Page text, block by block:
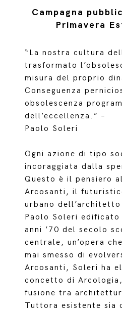
Campagna
Primavera
“La nostra cultura
trasformato
misura del proprio
Conseguenza
obsolescenza
dell’eccellenza.” –
Paolo Soleri
Ogni azione di tipo
incoraggiata dalla
Questo è il pensiero
Arcosanti, il
urbano
Paolo Soleri edificato
anni ’70 del secolo
centrale, un’opera
mai smesso di
Arcosanti, Soleri ha
concetto di
fusione tra
Tuttora esistente sia